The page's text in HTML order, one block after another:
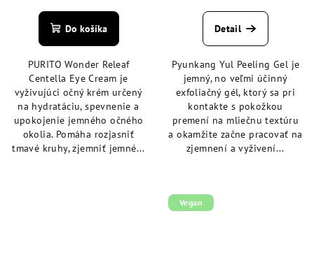
Do košíka
PURITO Wonder Releaf
Centella Eye Cream je
vyživujúci očný krém určený
na hydratáciu, spevnenie a
upokojenie jemného očného
okolia. Pomáha rozjasniť
tmavé kruhy, zjemniť jemné...
hodnotenie
produktu
z
5
hviezdičiek.
Detail
Pyunkang Yul Peeling Gel je
jemný, no veľmi účinný
exfoliačný gél, ktorý sa pri
kontakte s pokožkou
premení na mliečnu textúru
a okamžite začne pracovať na
zjemnení a vyživení...
Vegan